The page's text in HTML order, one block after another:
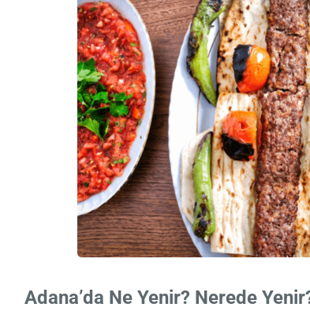
Adana’da Ne Yenir? Nerede